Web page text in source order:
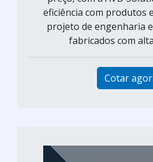
eficiência com produtos
projeto de engenharia
fabricados com
Cotar